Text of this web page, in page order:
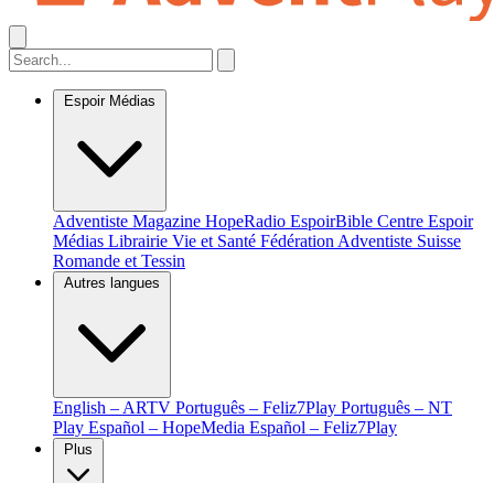
Espoir Médias
Adventiste Magazine HopeRadio EspoirBible Centre Espoir
Médias Librairie Vie et Santé Fédération Adventiste Suisse
Romande et Tessin
Autres langues
English – ARTV Português – Feliz7Play Português – NT
Play Español – HopeMedia Español – Feliz7Play
Plus